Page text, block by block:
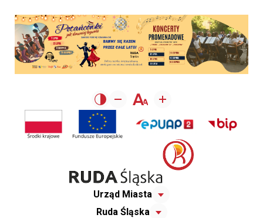
Urząd Miasta
Ruda Śląska